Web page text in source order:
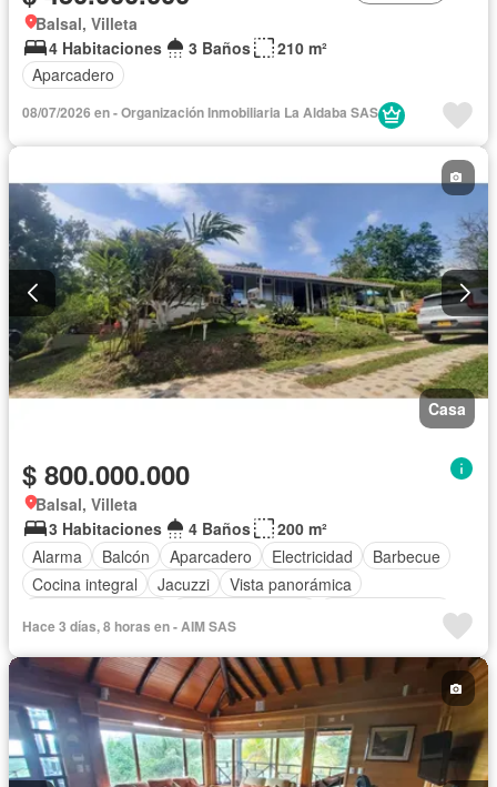
Balsal, Villeta
4 Habitaciones
3 Baños
210 m²
Aparcadero
08/07/2026 en - Organización Inmobiliaria La Aldaba SAS
Casa
$ 800.000.000
Balsal, Villeta
3 Habitaciones
4 Baños
200 m²
Alarma
Balcón Aparcadero Electricidad
Barbecue
Cocina integral
Jacuzzi
Vista panorámica
Hace 3 días, 8 horas en - AIM SAS